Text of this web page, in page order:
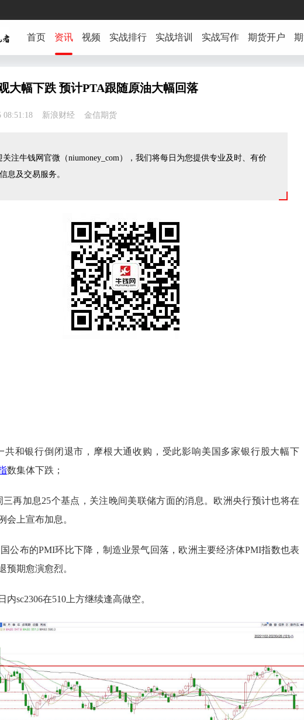
首页 资讯 视频 实战排行 实战培训 实战写作 期货开户
大幅下跌 预计PTA跟随原油大幅回落
08:51:18 新浪财经 金信期货
关注牛钱网官微（niumoney_com），我们将每日为您提供专业及时、有价
息及交易服务。
共和银行倒闭退市，摩根大通收购，受此影响美国多家银行股大幅下
数集体下跌；
三再加息25个基点，关注晚间美联储方面的消息。欧洲央行预计也将在
会上宣布加息。
公布的PMI环比下降，制造业景气回落，欧洲主要经济体PMI指数也表
预期愈演愈烈。
内sc2306在510上方继续逢高做空。